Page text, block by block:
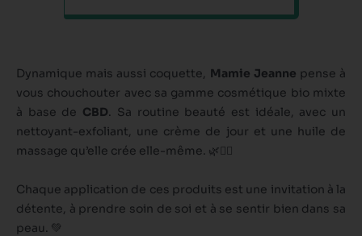
Dynamique mais aussi coquette, Mamie Jeanne pense à
vous chouchouter avec sa gamme cosmétique bio mixte
à base de CBD. Sa routine beauté est idéale, avec un
nettoyant-exfoliant, une crème de jour et une huile de
massage qu’elle crée elle-même. 🌿💆‍♀️
Chaque application de ces produits est une invitation à la
détente, à prendre soin de soi et à se sentir bien dans sa
peau. 💚